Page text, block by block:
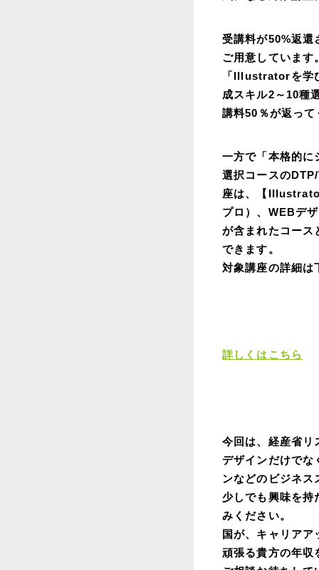
受講料が50%返還
ご用意しています。
「Illustratorを学
成スキル2～10種
講料50％が返っ
一方で「本格的に
選択コースの
座は、【
プロ）、WEBデ
が含まれたコース
できます。
対象講座の詳細は
詳しくはこちら
今回は、経産省リ
デザインだけでな
ンなどのビジネス
少しでも興味を持
みください。
国が、キャリアア
頑張る貴方の年収